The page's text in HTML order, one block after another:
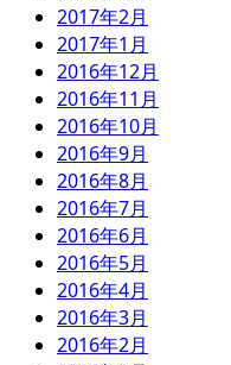
2017年2月
2017年1月
2016年12月
2016年11月
2016年10月
2016年9月
2016年8月
2016年7月
2016年6月
2016年5月
2016年4月
2016年3月
2016年2月